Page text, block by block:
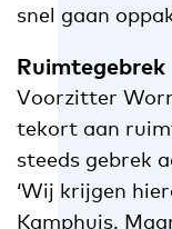
snel gaan
Ruimtegebrek
Voorzitter
tekort aan
steeds gebrek
‘Wij krijgen
Kamphuis.